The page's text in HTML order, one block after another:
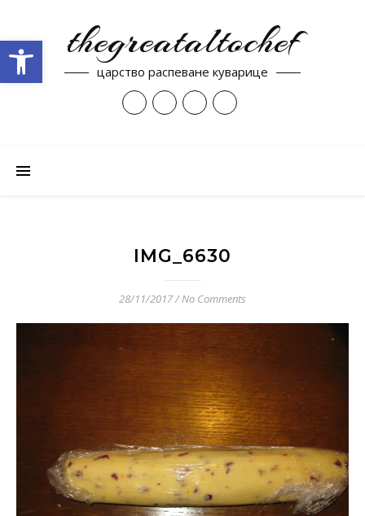
thegreataltochef
царство распеване куварице
IMG_6630
28/11/2017/No Comments
Open toolbar